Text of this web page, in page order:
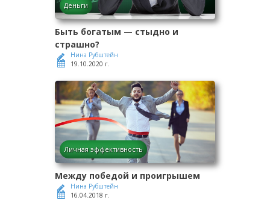
Деньги
Быть богатым — стыдно и
страшно?
Нина Рубштейн
19.10.2020 г.
Личная эффективность
Между победой и проигрышем
Нина Рубштейн
16.04.2018 г.